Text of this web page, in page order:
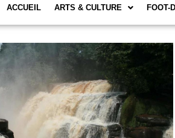
ACCUEIL ARTS & CULTURE FOOT-